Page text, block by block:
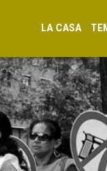
LA CASA